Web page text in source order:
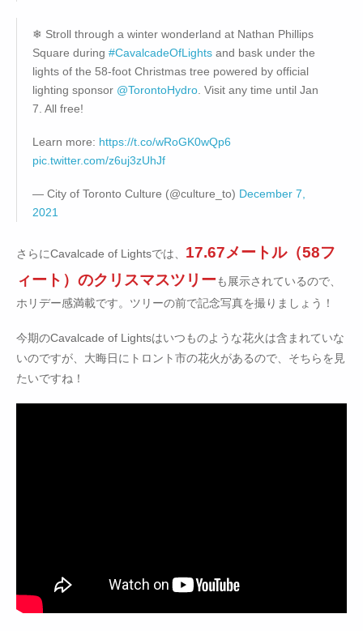
❄ Stroll through a winter wonderland at Nathan Phillips
Square during #CavalcadeOfLights and bask under the
lights of the 58-foot Christmas tree powered by official
lighting sponsor @TorontoHydro . Visit any time until Jan
7. All free!
Learn more: https://t.co/wRoGK0wQp6
pic.twitter.com/z6uj3zUhJf
— City of Toronto Culture (@culture_to) December 7,
2021
さらにCavalcade of Lightsでは、 17.67メートル（58フ
ィート）のクリスマスツリーも展示されているので、
ホリデー感満載です。ツリーの前で記念写真を撮りましょう！
今期のCavalcade of Lightsはいつものような花火は含まれていな
いのですが、大晦日にトロント市の花火があるので、そちらを見
たいですね！